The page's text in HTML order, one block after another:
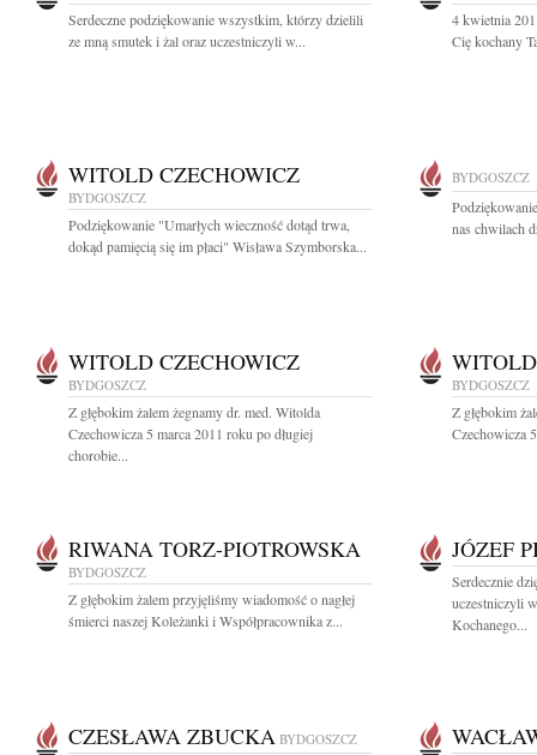
Serdeczne podziękowanie wszystkim, którzy dzielili
ze mną smutek i żal oraz uczestniczyli w...
4 kwietnia
Cię kochany
WITOLD CZECHOWICZ
BYDGOSZCZ
Podziękowanie "Umarłych wieczność dotąd trwa,
dokąd pamięcią się im płaci" Wisława Szymborska...
BYDGOSZCZ
nas chwilach
WITOLD CZECHOWICZ
BYDGOSZCZ
Z głębokim żalem żegnamy dr. med. Witolda
Czechowicza 5 marca 2011 roku po długiej
chorobie...
BYDGOSZCZ
Z głębokim
Czechowicza
RIWANA TORZ-PIOTROWSKA
BYDGOSZCZ
Z głębokim żalem przyjęliśmy wiadomość o nagłej
śmierci naszej Koleżanki i Współpracownika z...
JÓZEF
Serdecznie
uczestniczyli
Kochanego...
CZESŁAWA ZBUCKA BYDGOSZCZ